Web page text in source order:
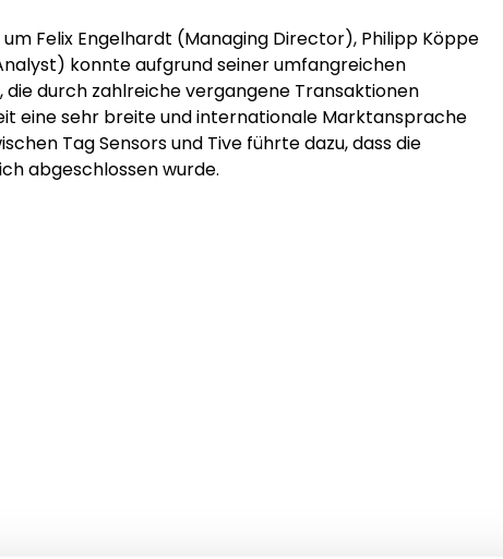
Felix Engelhardt (Managing Director), Philipp Köppe
konnte aufgrund seiner umfangreichen
durch zahlreiche vergangene Transaktionen
eine sehr breite und internationale Marktansprache
Tag Sensors und Tive führte dazu, dass die
abgeschlossen wurde.